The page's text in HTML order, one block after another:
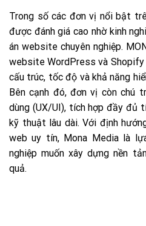
Trong số các đơn vị nổi bật
được đánh giá cao nhờ kinh
án website chuyên nghiệp.
website WordPress và Shopify
cấu trúc, tốc độ và khả năng
Bên cạnh đó, đơn vị còn chú
dùng (UX/UI), tích hợp đầy đủ
kỹ thuật lâu dài. Với định
web uy tín, Mona Media là
nghiệp muốn xây dựng nền
quả.